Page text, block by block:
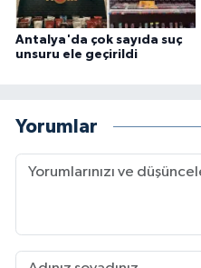
Antalya'da çok sayıda suç
unsuru ele geçirildi
Yorumlar